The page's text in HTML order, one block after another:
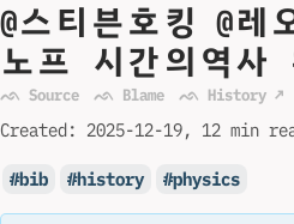
@스티븐호킹 @레
노프 시간의역사
ᨒ Source ᨒ Blame ᨒ History ↗
Created: 2025-12-19 12 min
bib history physics